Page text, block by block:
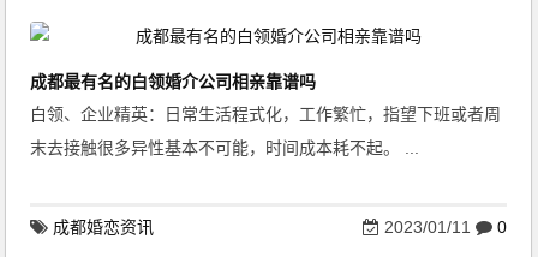
成都最有名的白领婚介公司相亲靠谱吗
白领、企业精英：日常生活程式化，工作繁忙，指望下班或者周
末去接触很多异性基本不可能，时间成本耗不起。 ...
成都婚恋资讯 2023/01/11 0